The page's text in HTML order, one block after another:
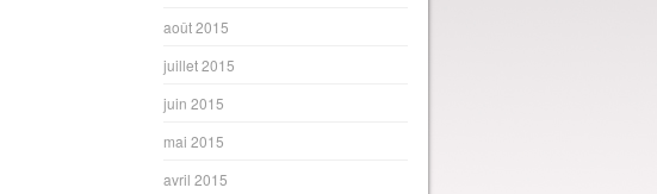
août 2015
juillet 2015
juin 2015
mai 2015
avril 2015